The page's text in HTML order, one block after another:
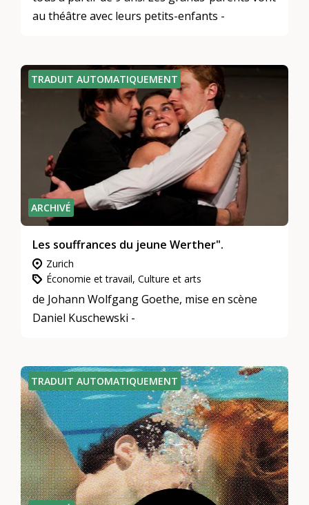
au théâtre avec leurs petits-enfants -
ARCHIVÉ
TRADUIT AUTOMATIQUEMENT
Les souffrances du jeune Werther".
Zurich
Économie et travail, Culture et arts
de Johann Wolfgang Goethe, mise en scène
Daniel Kuschewski -
TRADUIT AUTOMATIQUEMENT